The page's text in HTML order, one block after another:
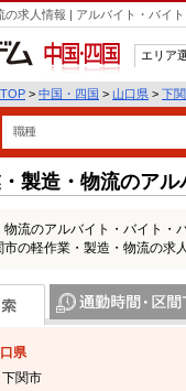
求人情報 | アルバイト・バイ
中国・四国
エリア
> 中国・四国 > 山口県 > 下
職種
製造・物流のア
流のアルバイト・バイト・
の軽作業・製造・物流の求
県
下関市